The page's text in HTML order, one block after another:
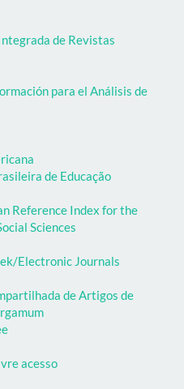
de Revistas
para el Análisis de
de Educação
Reference Index for the
Sciences
Electronic Journals
de Artigos de
acesso